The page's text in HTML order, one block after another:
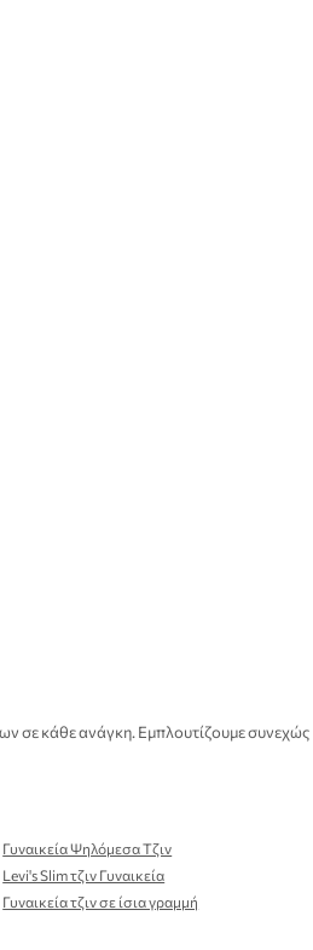
σε κάθε ανάγκη. Εμπλουτίζουμε συνεχώς
Γυναικεία Ψηλόμεσα Τζιν
Levi's Slim τζιν Γυναικεία
Γυναικεία τζιν σε ίσια γραμμή